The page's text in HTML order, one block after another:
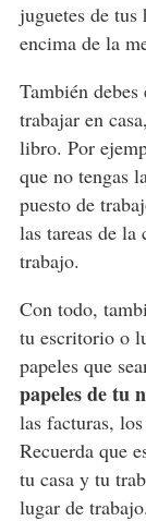
juguetes de
encima de la
También
trabajar en
libro. Por
que no tengas
puesto de
las tareas de la
trabajo.
Con todo,
tu escritorio o
papeles que
papeles de tu
las facturas,
Recuerda que
tu casa y tu
lugar de trabajo.